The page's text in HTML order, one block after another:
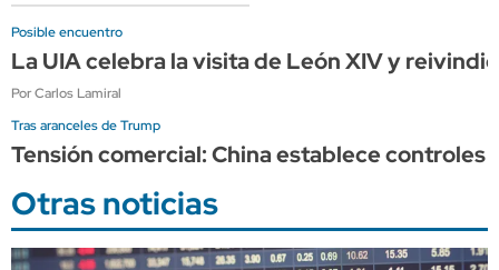
Posible encuentro
La UIA celebra la visita de León XIV y
Por Carlos Lamiral
Tras aranceles de Trump
Tensión comercial: China establece controles
Otras noticias